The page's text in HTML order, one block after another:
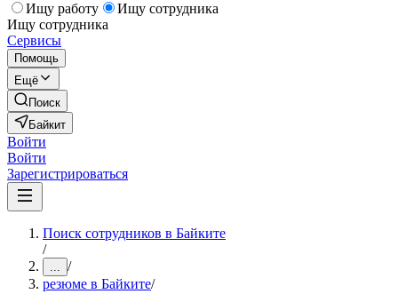
Ищу работу
Ищу сотрудника
Ищу сотрудника
Сервисы
Помощь
Ещё
Поиск
Байкит
Войти
Войти
Зарегистрироваться
Поиск сотрудников в Байките
/
... /
резюме в Байките/